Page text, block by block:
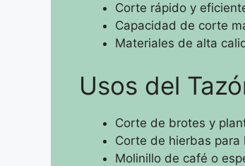
Corte rápido y
Capacidad de corte
Materiales de alta
Usos del
Corte de brotes y
Corte de hierbas para
Molinillo de café o